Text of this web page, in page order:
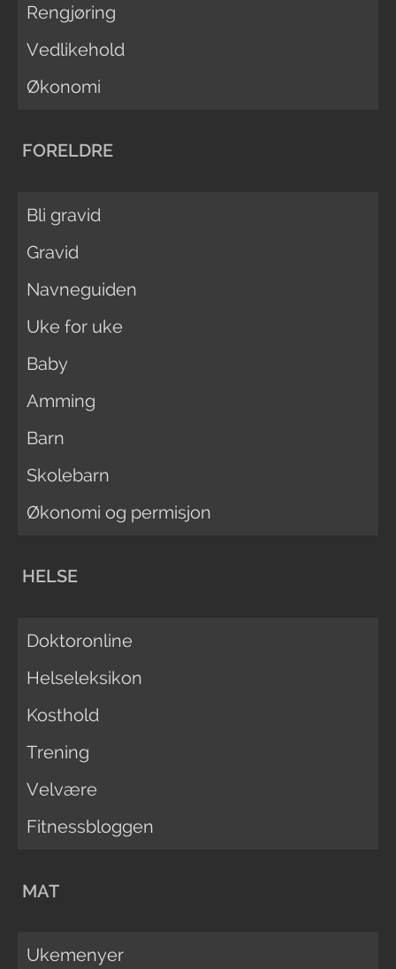
Rengjøring
Vedlikehold
Økonomi
FORELDRE
Bli gravid
Gravid
Navneguiden
Uke for uke
Baby
Amming
Barn
Skolebarn
Økonomi og permisjon
HELSE
Doktoronline
Helseleksikon
Kosthold
Trening
Velvære
Fitnessbloggen
MAT
Ukemenyer